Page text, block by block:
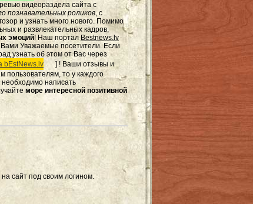
видеораздела сайта с
познавательных роликов, с
и узнать много нового. Помимо
и развлекательных кадров,
эмоций! Наш портал Bestnews.lv
Уважаемые посетители. Если
узнать об этом от Вас через
bEstNews.lv
] ! Ваши отзывы и
пользователям, то у каждого
необходимо написать
море интересной позитивной
сайт под своим логином.